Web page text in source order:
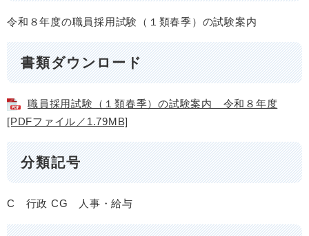
令和８年度の職員採用試験（１類春季）の試験案内
書類ダウンロード
職員採用試験（１類春季）の試験案内 令和８年度
[PDFファイル／1.79MB]
分類記号
C 行政 CG 人事・給与